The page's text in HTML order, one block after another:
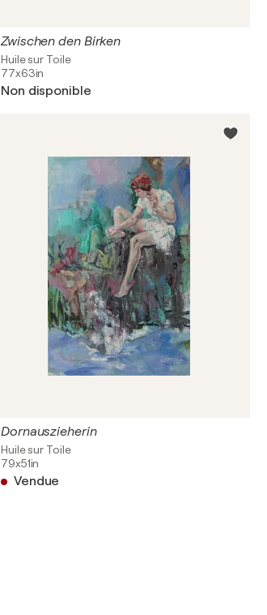
Zwischen den Birken
Huile sur Toile
77x63in
Non disponible
Dornauszieherin
Huile sur Toile
79x51in
Vendue